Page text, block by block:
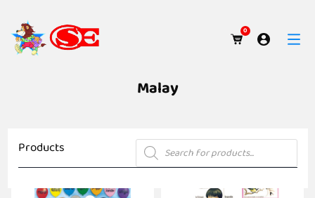
0
Malay
Products Products
search